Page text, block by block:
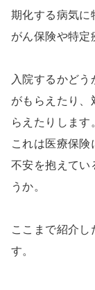
期化する病気に
がん保険や特定
入院するかど
がもらえたり、
らえたりします
これは医療保険
不安を抱えてい
うか。
ここまで紹介し
す。